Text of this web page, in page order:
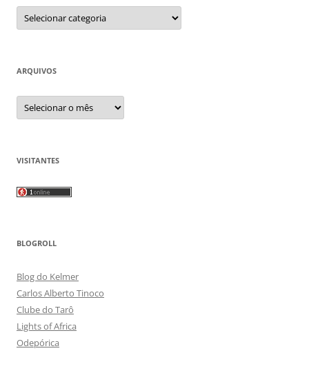
Categorias
ARQUIVOS
Arquivos
VISITANTES
BLOGROLL
Blog do Kelmer
Carlos Alberto Tinoco
Clube do Tarô
Lights of Africa
Odepórica